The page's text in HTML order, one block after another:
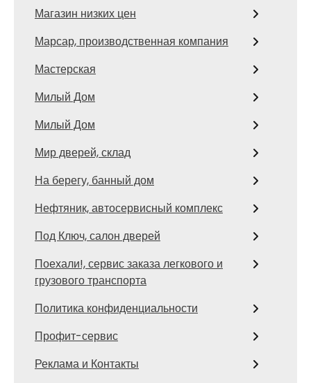
Магазин низких цен
Марсар, производственная компания
Мастерская
Милый Дом
Милый Дом
Мир дверей, склад
На берегу, банный дом
Нефтяник, автосервисный комплекс
Под Ключ, салон дверей
Поехали!, сервис заказа легкового и
грузового транспорта
Политика конфиденциальности
Профит-сервис
Реклама и Контакты